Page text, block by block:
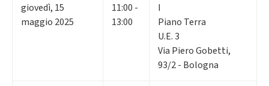
giovedì, 15
maggio 2025
11:00 -
13:00
I
Piano Terra
U.E. 3
Via Piero Gobetti,
93/2 - Bologna